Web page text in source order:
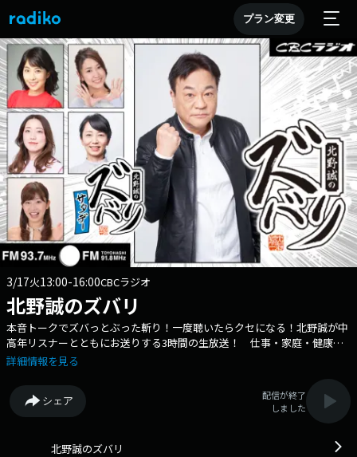
プラン変更
3/17火13:00-16:00CBCラジオ
北野誠のズバリ
本音トークでズバっとぶった斬り！一度聴いたらクセになる！北野誠が中
高年リスナーとともにお送りする3時間の生放送！ 仕事・家庭・健康…
いろいろトラブるお年頃。 いいことばかりじゃないけれど、テキトーに
～水曜日 13:41からは「しろくじちゃんとアホロートルが昼下がりにほめ
るラジオ」も放送！ ズバリ公式LINE＠はここから 番組へのおたより
はこちら FAXは 052-263-6800 まで 北野誠とリスナーが自腹で飲み会
中！ ご応募はこちら
詳細情報を見る
シェア
配信が終了
しました
北野誠のズバリ